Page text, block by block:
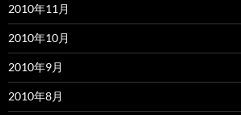
2010年11月
2010年10月
2010年9月
2010年8月